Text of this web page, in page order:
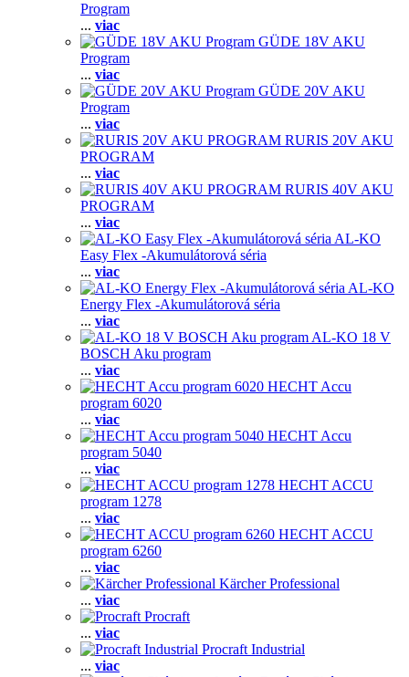
Program
... viac
GÜDE 18V AKU
Program
... viac
GÜDE 20V AKU
Program
... viac
RURIS 20V AKU
PROGRAM
... viac
RURIS 40V AKU
PROGRAM
... viac
AL-KO
Easy Flex -Akumulátorová séria
... viac
AL-KO
Energy Flex -Akumulátorová séria
... viac
AL-KO 18 V
BOSCH Aku program
... viac
HECHT Accu
program 6020
... viac
HECHT Accu
program 5040
... viac
HECHT ACCU
program 1278
... viac
HECHT ACCU
program 6260
... viac
Kärcher Professional
... viac
Procraft
... viac
Procraft Industrial
... viac